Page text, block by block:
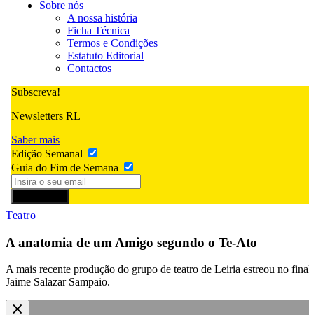
Sobre nós
A nossa história
Ficha Técnica
Termos e Condições
Estatuto Editorial
Contactos
Subscreva!
Newsletters RL
Saber mais
Edição Semanal
Guia do Fim de Semana
Teatro
A anatomia de um Amigo segundo o Te-Ato
A mais recente produção do grupo de teatro de Leiria estreou no
Jaime Salazar Sampaio.